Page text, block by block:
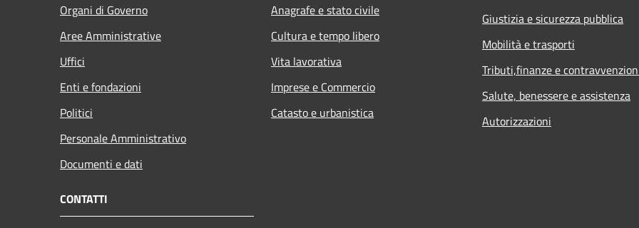
Organi di Governo
Aree Amministrative
Uffici
Enti e fondazioni
Politici
Personale Amministrativo
Documenti e dati
Anagrafe e stato civile
Cultura e tempo libero
Vita lavorativa
Imprese e Commercio
Catasto e urbanistica
Giustizia e sicurezza pubblica
Mobilità e trasporti
Tributi,finanze e
Salute, benessere e assistenza
Autorizzazioni
CONTATTI